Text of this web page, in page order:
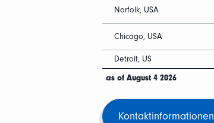
Norfolk, USA
Chicago, USA
Detroit, US
as of August 4 2026
Kontaktinformationen